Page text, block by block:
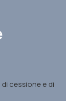
cessione e di